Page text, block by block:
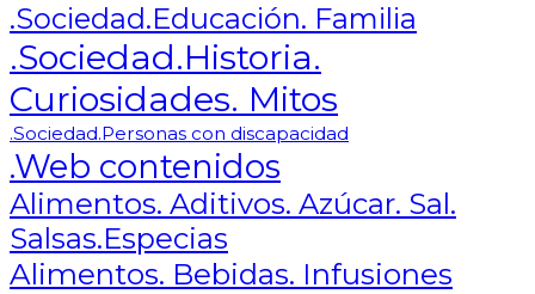
.Sociedad.Educación. Familia
.Sociedad.Historia.
Curiosidades. Mitos
.Sociedad.Personas con discapacidad
.Web contenidos
Alimentos. Aditivos. Azúcar. Sal.
Salsas.Especias
Alimentos. Bebidas. Infusiones